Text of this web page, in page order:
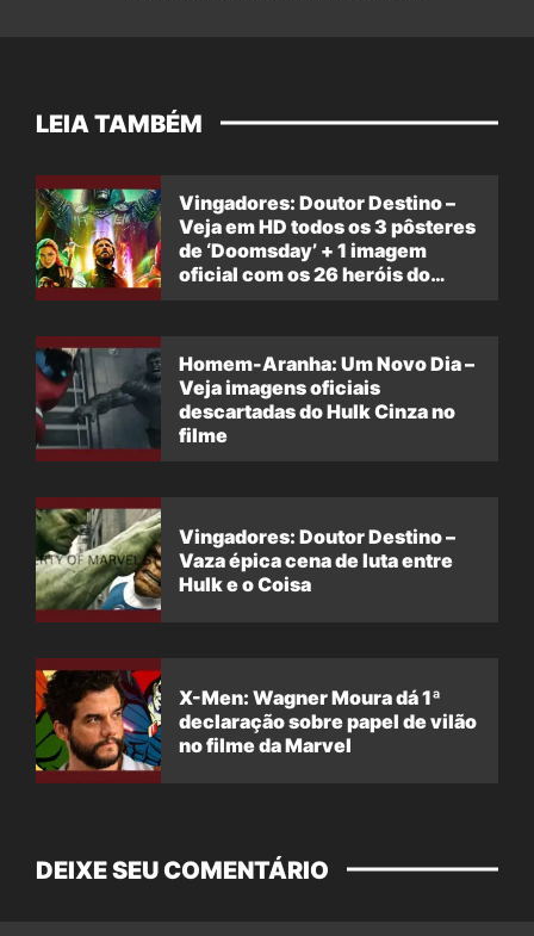
LEIA TAMBÉM
Vingadores: Doutor Destino –
Veja em HD todos os 3 pôsteres
de ‘Doomsday’ + 1 imagem
oficial com os 26 heróis do
Homem-Aranha: Um Novo Dia –
Veja imagens oficiais
descartadas do Hulk Cinza no
filme
Vingadores: Doutor Destino –
Vaza épica cena de luta entre
Hulk e o Coisa
X-Men: Wagner Moura dá 1ª
declaração sobre papel de vilão
no filme da Marvel
DEIXE SEU COMENTÁRIO